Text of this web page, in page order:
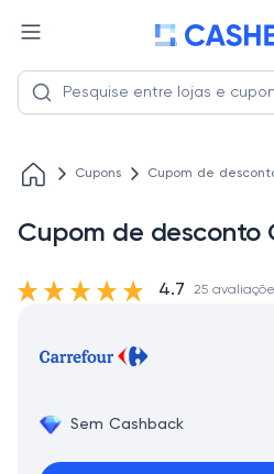
Cupons Cupom de
Cupom de desconto
Sem Cashback
4.7 25